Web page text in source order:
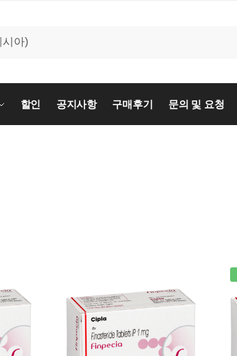
할인 공지사항 구매후기 문의 및 요청